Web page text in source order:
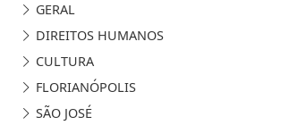
GERAL
DIREITOS HUMANOS
CULTURA
FLORIANÓPOLIS
SÃO JOSÉ